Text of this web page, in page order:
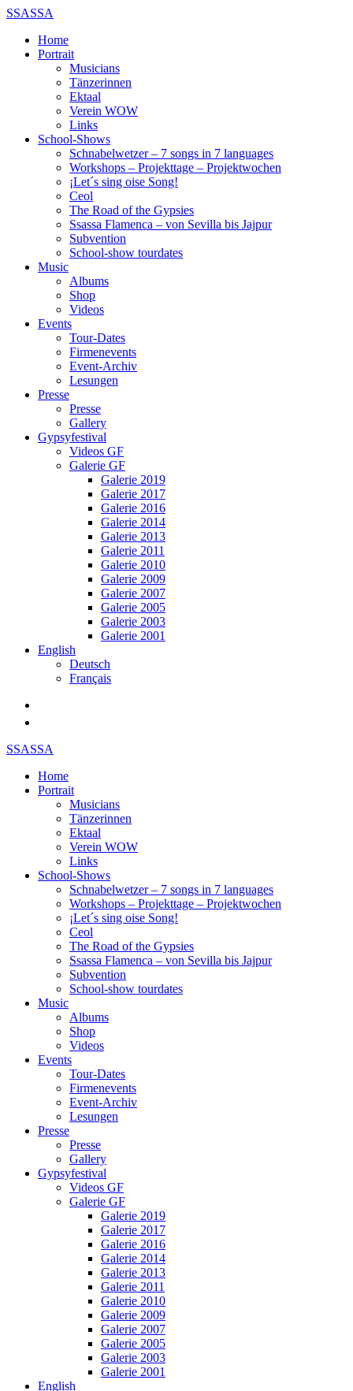
SSASSA
Home
Portrait
Musicians
Tänzerinnen
Ektaal
Verein WOW
Links
School-Shows
Schnabelwetzer – 7 songs in 7 languages
Workshops – Projekttage – Projektwochen
¡Let´s sing oise Song!
Ceol
The Road of the Gypsies
Ssassa Flamenca – von Sevilla bis Jajpur
Subvention
School-show tourdates
Music
Albums
Shop
Videos
Events
Tour-Dates
Firmenevents
Event-Archiv
Lesungen
Presse
Presse
Gallery
Gypsyfestival
Videos GF
Galerie GF
Galerie 2019
Galerie 2017
Galerie 2016
Galerie 2014
Galerie 2013
Galerie 2011
Galerie 2010
Galerie 2009
Galerie 2007
Galerie 2005
Galerie 2003
Galerie 2001
English
Deutsch
Français
SSASSA
Home
Portrait
Musicians
Tänzerinnen
Ektaal
Verein WOW
Links
School-Shows
Schnabelwetzer – 7 songs in 7 languages
Workshops – Projekttage – Projektwochen
¡Let´s sing oise Song!
Ceol
The Road of the Gypsies
Ssassa Flamenca – von Sevilla bis Jajpur
Subvention
School-show tourdates
Music
Albums
Shop
Videos
Events
Tour-Dates
Firmenevents
Event-Archiv
Lesungen
Presse
Presse
Gallery
Gypsyfestival
Videos GF
Galerie GF
Galerie 2019
Galerie 2017
Galerie 2016
Galerie 2014
Galerie 2013
Galerie 2011
Galerie 2010
Galerie 2009
Galerie 2007
Galerie 2005
Galerie 2003
Galerie 2001
English